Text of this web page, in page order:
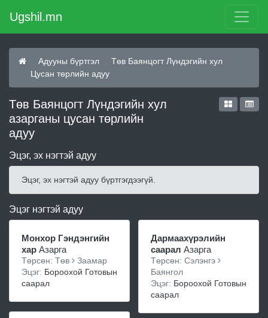
Ugshil.mn
Адууны бүртгэл
Төв Баянцогт Лүндэгийн хул
Цусан төрлийн адуу
Төв Баянцогт Лүндэгийн хул
азарганы цусан төрлийн
адуу
Эцэг, эх нэгтэй адуу
Эцэг, эх нэгтэй адуу бүртгэгдээгүй.
Эцэг нэгтэй адуу
Монхор Гэндэнгийн
хар Азарга
Төрсөн: Төв
Заамар
Эцэг: Бороохой Готовын
саарал
Дармаахүрэлийн
саарал Азарга
Төрсөн: Сэлэнгэ
Баянгол
Эцэг: Бороохой Готовын
саарал